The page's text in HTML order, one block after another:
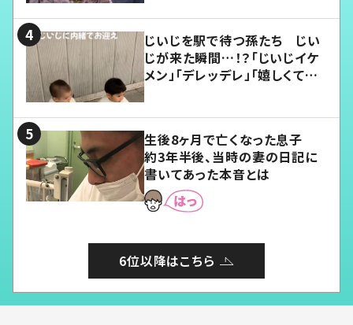
じいじを駅で待つ孫たち じい
じが来た瞬間…！？「じいじイケ
メン」「デレッデレ」「嬉しくて可
生後8ヶ月で亡くなった息子
約3年半後、当時の妻の日記に
書いてあった本音とは
6位以降はこちら